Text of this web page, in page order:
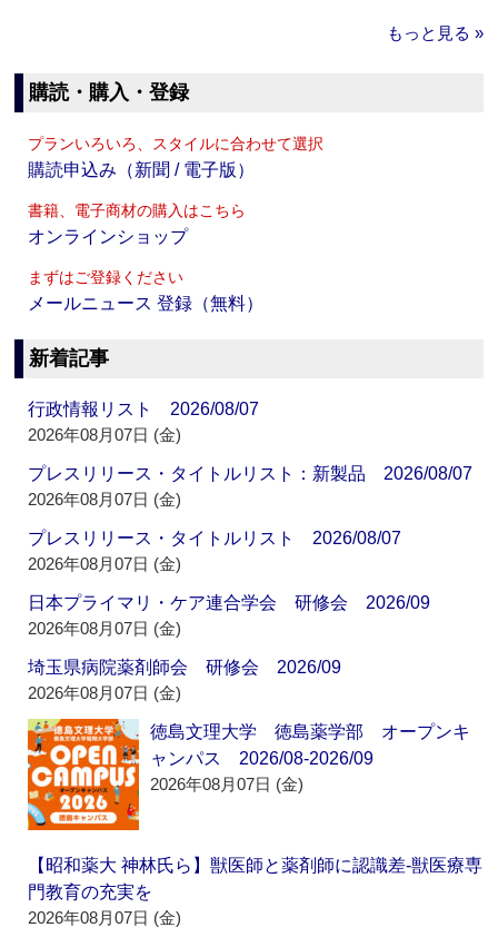
もっと見る »
購読・購入・登録
プランいろいろ、スタイルに合わせて選択
購読申込み（新聞 / 電子版）
書籍、電子商材の購入はこちら
オンラインショップ
まずはご登録ください
メールニュース 登録（無料）
新着記事
行政情報リスト 2026/08/07
2026年08月07日 (金)
プレスリリース・タイトルリスト：新製品 2026/08/07
2026年08月07日 (金)
プレスリリース・タイトルリスト 2026/08/07
2026年08月07日 (金)
日本プライマリ・ケア連合学会 研修会 2026/09
2026年08月07日 (金)
埼玉県病院薬剤師会 研修会 2026/09
2026年08月07日 (金)
徳島文理大学 徳島薬学部 オープンキ
ャンパス 2026/08-2026/09
2026年08月07日 (金)
【昭和薬大 神林氏ら】獣医師と薬剤師に認識差‐獣医療専
門教育の充実を
2026年08月07日 (金)